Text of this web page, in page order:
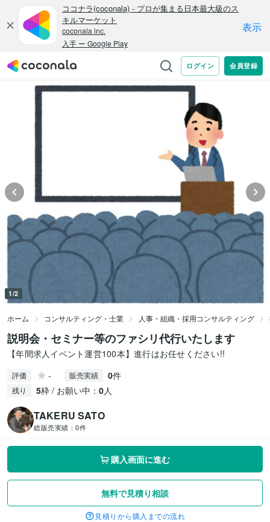
1/2
ホーム コンサルティング・士業 人事・組織・採用コンサルティング
説明会・セミナー等のファシリ代行いたします
【年間求人イベント運営100本】進行はお任せください!!
評価 - 販売実績 0件
残り 5枠 / お願い中： 0人
TAKERU SATO
総販売実績： 0件
購入画面に進む
無料で見積り相談
見積りから購入までの流れ